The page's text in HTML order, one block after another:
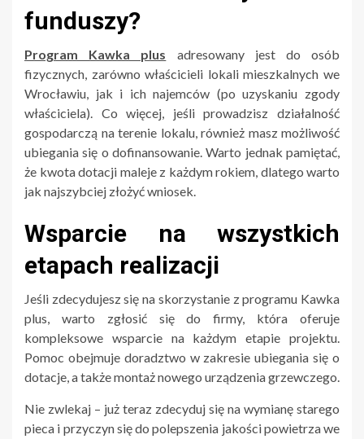
funduszy?
Program Kawka plus adresowany jest do osób
fizycznych, zarówno właścicieli lokali mieszkalnych we
Wrocławiu, jak i ich najemców (po uzyskaniu zgody
właściciela). Co więcej, jeśli prowadzisz działalność
gospodarczą na terenie lokalu, również masz możliwość
ubiegania się o dofinansowanie. Warto jednak pamiętać,
że kwota dotacji maleje z każdym rokiem, dlatego warto
jak najszybciej złożyć wniosek.
Wsparcie na wszystkich
etapach realizacji
Jeśli zdecydujesz się na skorzystanie z programu Kawka
plus, warto zgłosić się do firmy, która oferuje
kompleksowe wsparcie na każdym etapie projektu.
Pomoc obejmuje doradztwo w zakresie ubiegania się o
dotacje, a także montaż nowego urządzenia grzewczego.
Nie zwlekaj – już teraz zdecyduj się na wymianę starego
pieca i przyczyn się do polepszenia jakości powietrza we